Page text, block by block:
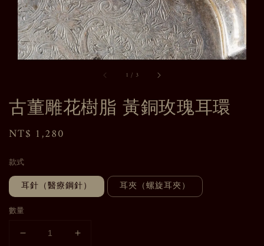
1 / 3
古董雕花樹脂 黃銅玫瑰耳環
Regular
NT$ 1,280
款式
耳針（醫療鋼針） 耳夾（螺旋耳夾）
數量